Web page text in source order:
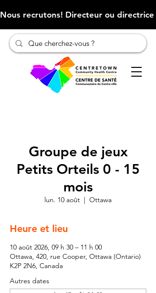
Nous recrutons! Directeur ou
Groupe de jeux
Petits Orteils 0 - 15
mois
lun. 10 août
  |
Ottawa
Heure et lieu
10 août 2026, 09 h 30 – 11 h 00
Ottawa, 420, rue Cooper, Ottawa (Ontario)
K2P 2N6, Canada
Autres dates